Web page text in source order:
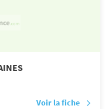
Voir la fiche